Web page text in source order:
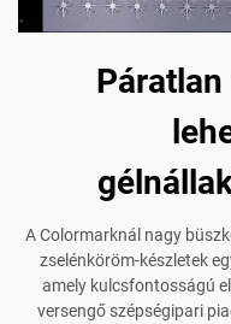
A Colormarknál nagy
zselénköröm-készletek
amely kulcsfontosságú
versengő szépségipari